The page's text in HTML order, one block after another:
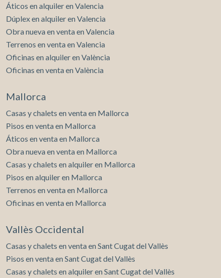
Áticos en alquiler en Valencia
Dúplex en alquiler en Valencia
Obra nueva en venta en Valencia
Terrenos en venta en Valencia
Oficinas en alquiler en València
Oficinas en venta en València
Mallorca
Casas y chalets en venta en Mallorca
Pisos en venta en Mallorca
Áticos en venta en Mallorca
Obra nueva en venta en Mallorca
Casas y chalets en alquiler en Mallorca
Pisos en alquiler en Mallorca
Terrenos en venta en Mallorca
Oficinas en venta en Mallorca
Vallès Occidental
Casas y chalets en venta en Sant Cugat del Vallès
Pisos en venta en Sant Cugat del Vallès
Casas y chalets en alquiler en Sant Cugat del Vallès